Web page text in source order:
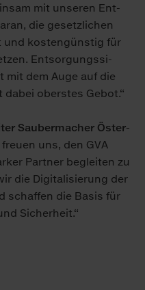
mit un­se­ren Ent­
die ge­setz­li­chen
und kos­ten­güns­tig für
Ent­sor­gungs­si­
dem Au­ge auf die
obers­tes Ge­bot.“
Sau­ber­ma­cher Ös­ter­
uns, den GVA
Part­ner be­glei­ten zu
die Di­gi­ta­li­sie­rung der
schaf­fen die Ba­sis für
Si­cher­heit.“